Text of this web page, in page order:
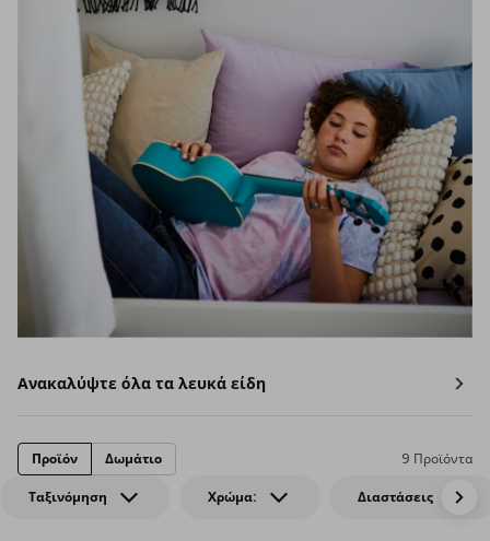
Ανακαλύψτε όλα τα λευκά είδη
Ταξινόμηση Χρώμα: Διαστάσεις
9 Προϊόντα
Προϊόν Δωμάτιο